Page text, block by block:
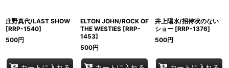
庄野真代/LAST SHOW
[RRP-1540]
500円
ELTON JOHN/ROCK OF
THE WESTIES [RRP-
1453]
500円
井上陽水/招待状のない
ショー [RRP-1376]
500円